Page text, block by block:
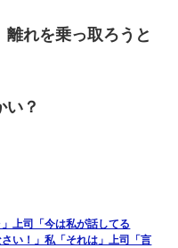
れを乗っ取ろうと
い？
上司「今は私が話してる
い！」私「それは」上司「言